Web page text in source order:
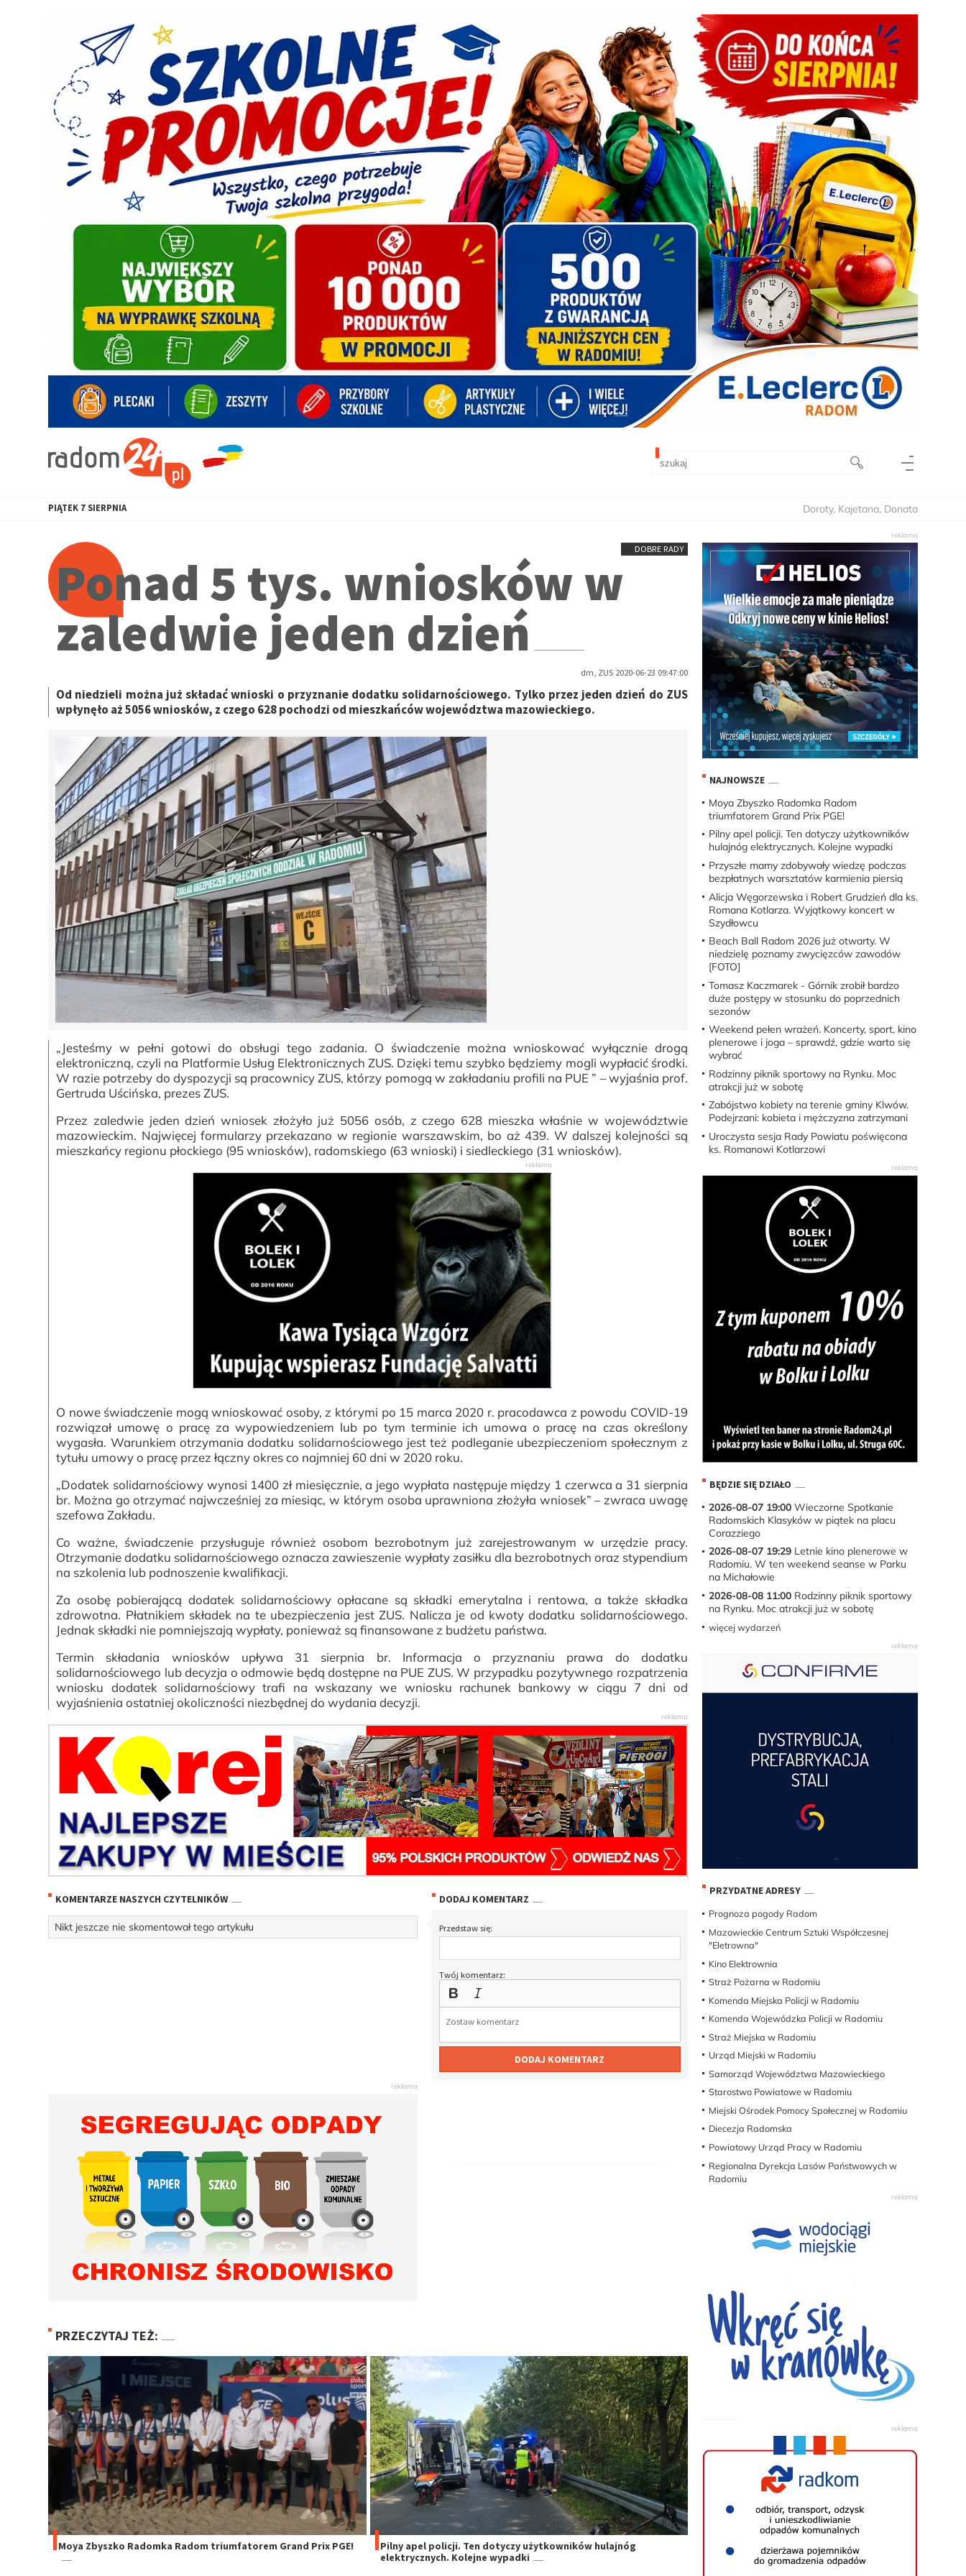
PIĄTEK 7 SIERPNIA Doroty, Kajetana, Donata
DOBRE RADY
Ponad 5 tys. wniosków w
zaledwie jeden dzień
dm, ZUS 2020-06-23 09:47:00
Od niedzieli można już składać wnioski o przyznanie dodatku solidarnościowego. Tylko przez jeden dzień do ZUS
wpłynęło aż 5056 wniosków, z czego 628 pochodzi od mieszkańców województwa mazowieckiego.
„Jesteśmy w pełni gotowi do obsługi tego zadania. O świadczenie można wnioskować wyłącznie drogą
elektroniczną, czyli na Platformie Usług Elektronicznych ZUS. Dzięki temu szybko będziemy mogli wypłacić środki.
W razie potrzeby do dyspozycji są pracownicy ZUS, którzy pomogą w zakładaniu profili na PUE ” – wyjaśnia prof.
Gertruda Uścińska, prezes ZUS.
Przez zaledwie jeden dzień wniosek złożyło już 5056 osób, z czego 628 mieszka właśnie w województwie
mazowieckim. Najwięcej formularzy przekazano w regionie warszawskim, bo aż 439. W dalszej kolejności są
mieszkańcy regionu płockiego (95 wniosków), radomskiego (63 wnioski) i siedleckiego (31 wniosków).
O nowe świadczenie mogą wnioskować osoby, z którymi po 15 marca 2020 r. pracodawca z powodu COVID-19
rozwiązał umowę o pracę za wypowiedzeniem lub po tym terminie ich umowa o pracę na czas określony
wygasła. Warunkiem otrzymania dodatku solidarnościowego jest też podleganie ubezpieczeniom społecznym z
tytułu umowy o pracę przez łączny okres co najmniej 60 dni w 2020 roku.
„Dodatek solidarnościowy wynosi 1400 zł miesięcznie, a jego wypłata następuje między 1 czerwca a 31 sierpnia
br. Można go otrzymać najwcześniej za miesiąc, w którym osoba uprawniona złożyła wniosek” – zwraca uwagę
szefowa Zakładu.
Co ważne, świadczenie przysługuje również osobom bezrobotnym już zarejestrowanym w urzędzie pracy.
Otrzymanie dodatku solidarnościowego oznacza zawieszenie wypłaty zasiłku dla bezrobotnych oraz stypendium
na szkolenia lub podnoszenie kwalifikacji.
Za osobę pobierającą dodatek solidarnościowy opłacane są składki emerytalna i rentowa, a także składka
zdrowotna. Płatnikiem składek na te ubezpieczenia jest ZUS. Nalicza je od kwoty dodatku solidarnościowego.
Jednak składki nie pomniejszają wypłaty, ponieważ są finansowane z budżetu państwa.
Termin składania wniosków upływa 31 sierpnia br. Informacja o przyznaniu prawa do dodatku
solidarnościowego lub decyzja o odmowie będą dostępne na PUE ZUS. W przypadku pozytywnego rozpatrzenia
wniosku dodatek solidarnościowy trafi na wskazany we wniosku rachunek bankowy w ciągu 7 dni od
wyjaśnienia ostatniej okoliczności niezbędnej do wydania decyzji.
KOMENTARZE NASZYCH CZYTELNIKÓW
Nikt jeszcze nie skomentował tego artykułu
DODAJ KOMENTARZ
Przedstaw się:
Twój komentarz:
DODAJ KOMENTARZ
PRZECZYTAJ TEŻ:
Moya Zbyszko Radomka Radom triumfatorem Grand Prix PGE!
Pilny apel policji. Ten dotyczy użytkowników hulajnóg
elektrycznych. Kolejne wypadki
NAJNOWSZE
Moya Zbyszko Radomka Radom
triumfatorem Grand Prix PGE!
Pilny apel policji. Ten dotyczy użytkowników
hulajnóg elektrycznych. Kolejne wypadki
Przyszłe mamy zdobywały wiedzę podczas
bezpłatnych warsztatów karmienia piersią
Alicja Węgorzewska i Robert Grudzień dla ks.
Romana Kotlarza. Wyjątkowy koncert w
Szydłowcu
Beach Ball Radom 2026 już otwarty. W
niedzielę poznamy zwycięzców zawodów
[FOTO]
Tomasz Kaczmarek - Górnik zrobił bardzo
duże postępy w stosunku do poprzednich
sezonów
Weekend pełen wrażeń. Koncerty, sport, kino
plenerowe i joga – sprawdź, gdzie warto się
wybrać
Rodzinny piknik sportowy na Rynku. Moc
atrakcji już w sobotę
Zabójstwo kobiety na terenie gminy Klwów.
Podejrzani: kobieta i mężczyzna zatrzymani
Uroczysta sesja Rady Powiatu poświęcona
ks. Romanowi Kotlarzowi
BĘDZIE SIĘ DZIAŁO
2026-08-07 19:00Wieczorne Spotkanie
Radomskich Klasyków w piątek na placu
Corazziego
2026-08-07 19:29Letnie kino plenerowe w
Radomiu. W ten weekend seanse w Parku
na Michałowie
2026-08-08 11:00Rodzinny piknik sportowy
na Rynku. Moc atrakcji już w sobotę
więcej wydarzeń
PRZYDATNE ADRESY
Prognoza pogody Radom
Mazowieckie Centrum Sztuki Współczesnej
"Eletrowna"
Kino Elektrownia
Straż Pożarna w Radomiu
Komenda Miejska Policji w Radomiu
Komenda Wojewódzka Policji w Radomiu
Straż Miejska w Radomiu
Urząd Miejski w Radomiu
Samorząd Województwa Mazowieckiego
Starostwo Powiatowe w Radomiu
Miejski Ośrodek Pomocy Społecznej w Radomiu
Diecezja Radomska
Powiatowy Urząd Pracy w Radomiu
Regionalna Dyrekcja Lasów Państwowych w
Radomiu